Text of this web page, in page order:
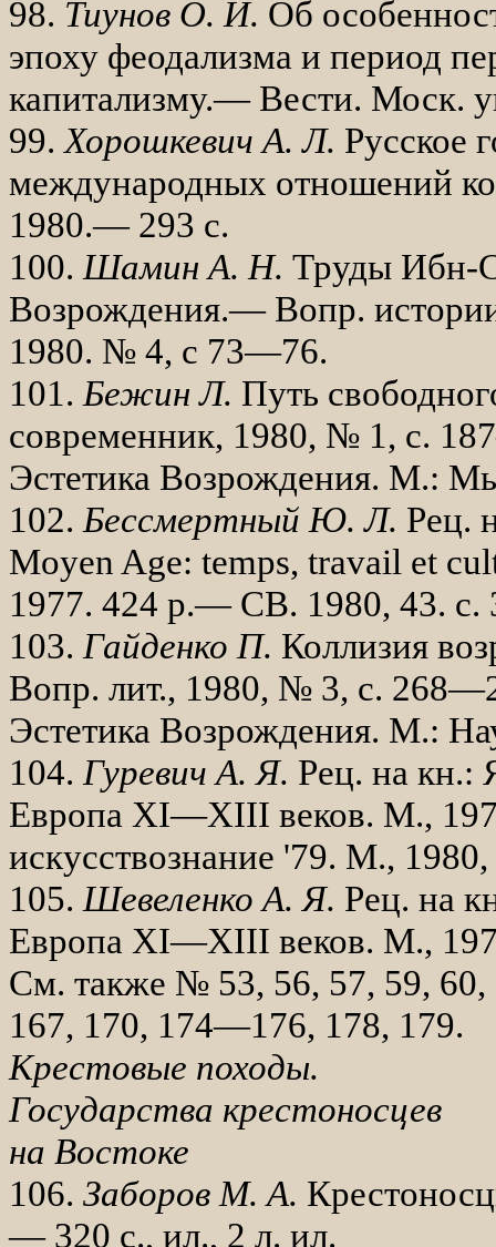
98. Тиунов О. И. Об
эпо­ху феодализма и период
капитализ­му.— Вести. Моск.
99. Хорошкевич А. Л. Русское
международ­ных отношений
1980.— 293 с.
100. Шамин А. Н. Труды Ибн-
Возрождения.— Вопр.
1980. № 4, с 73—76.
101. Бежин Л. Путь
современник, 1980, № 1, с.
Эсте­тика Возрождения. М.:
102. Бессмертный Ю.Л. Рец.
Moyen Age: temps, travail et
1977. 424 р.— СВ. 1980, 43.
103. Гайденко П. Коллизия
Вопр. лит., 1980, № 3, с.
Эсте­тика Возрождения. М.:
104. Гуревич А. Я. Рец. на кн.:
Европа XI—XIII веков. М.,
искусствознание '79. М.,
105. Шевеленко А. Я. Рец. на
Ев­ропа XI—XIII веков. М.,
См. также № 53, 56, 57, 59, 60,
167, 170, 174—176, 178, 179.
Крестовые походы.
Государства крестоносцев
на Востоке
106. Заборов М. А.
— 320 с., ил., 2 л. ил.